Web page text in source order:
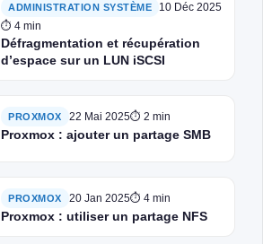
ADMINISTRATION SYSTÈME
10 Déc 2025
⏱ 4 min
Défragmentation et récupération
d’espace sur un LUN iSCSI
PROXMOX 22 Mai 2025⏱ 2 min
Proxmox : ajouter un partage SMB
PROXMOX 20 Jan 2025⏱ 4 min
Proxmox : utiliser un partage NFS